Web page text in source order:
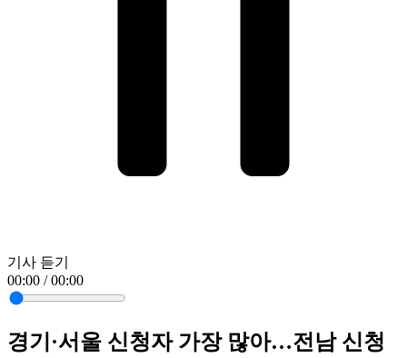
기사 듣기
00:00 / 00:00
경기·서울 신청자 가장 많아…전남 신청